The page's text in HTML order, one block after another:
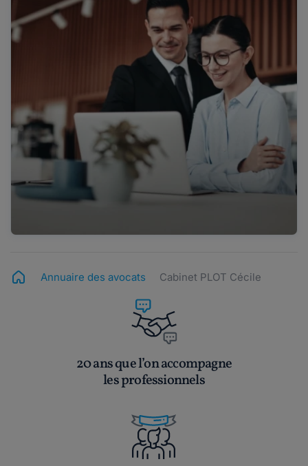
Annuaire des avocats Cabinet PLOT Cécile
20 ans que l’on accompagne
les professionnels